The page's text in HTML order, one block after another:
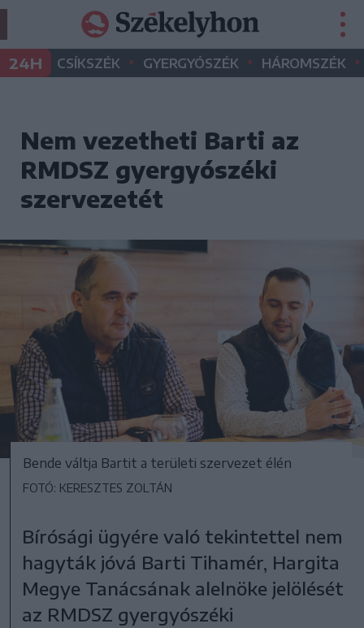
24H CSÍKSZÉK • GYERGYÓSZÉK • HÁROMSZÉK •
Nem vezetheti Barti az
RMDSZ gyergyószéki
szervezetét
Bende váltja Bartit a területi szervezet élén
FOTÓ: KERESZTES ZOLTÁN
Bírósági ügyére való tekintettel nem
hagyták jóvá Barti Tihamér, Hargita
Megye Tanácsának alelnöke jelölését
az RMDSZ gyergyószéki